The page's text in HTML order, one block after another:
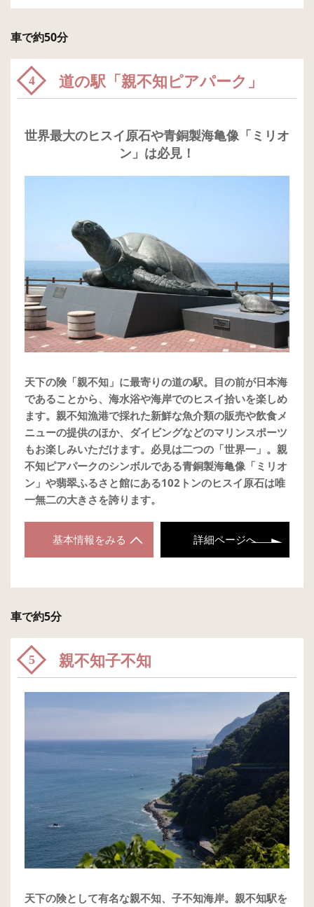
車で約50分
4 道の駅「親不知ピアパーク」
世界最大のヒスイ原石や青銅製海亀像「ミリオ
ン」は必見！
天下の険「親不知」に最寄りの道の駅。目の前が日本海
であることから、海水浴や海岸でのヒスイ拾いを楽しめ
ます。親不知漁港で採れた新鮮な魚介類の販売や飲食メ
ニューの提供のほか、ダイビングなどのマリンスポーツ
もお楽しみいただけます。必見は二つの「世界一」。親
不知ピアパークのシンボルである青銅製海亀像「ミリオ
ン」や翡翠ふるさと館にある102トンのヒスイ原石は唯
一無二の大きさを誇ります。
基本情報をみる 詳細ページへ
車で約5分
5 親不知子不知
天下の険として有名な親不知、子不知海岸。親不知駅を